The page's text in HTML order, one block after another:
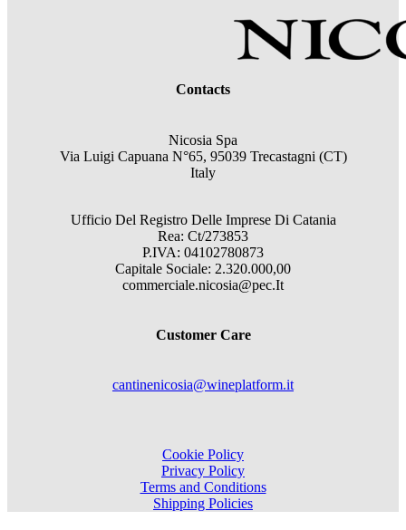
Contacts
Nicosia Spa
Via Luigi Capuana N°65, 95039 Trecastagni (CT)
Italy
Ufficio Del Registro Delle Imprese Di Catania
Rea: Ct/273853
P.IVA: 04102780873
Capitale Sociale: 2.320.000,00
commerciale.nicosia@pec.It
Customer Care
cantinenicosia@wineplatform.it
Cookie Policy
Privacy Policy
Terms and Conditions
Shipping Policies